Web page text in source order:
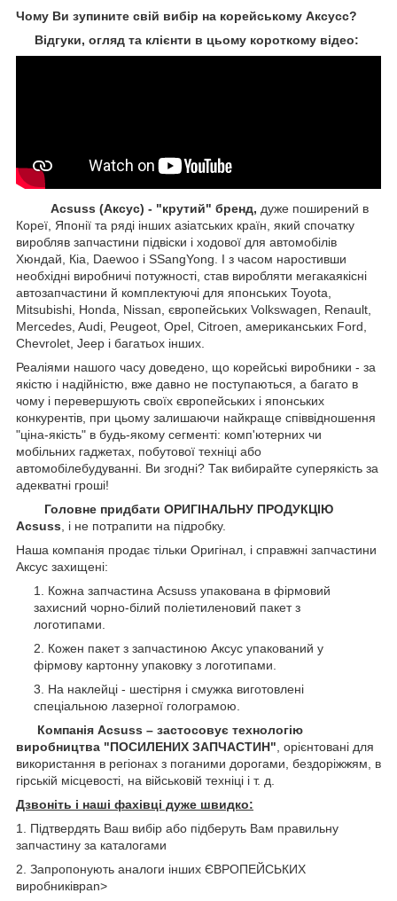
Чому Ви зупините свій вибір на корейському Аксусс?
Відгуки, огляд та клієнти в цьому короткому відео:
Acsuss (Аксус) - "крутий" бренд, дуже поширений в
Кореї, Японії та ряді інших азіатських країн, який спочатку
виробляв запчастини підвіски і ходової для автомобілів
Хюндай, Кіа, Daewoo і SSangYong. І з часом наростивши
необхідні виробничі потужності, став виробляти мегакаякісні
автозапчастини й комплектуючі для японських Toyota,
Mitsubishi, Honda, Nissan, європейських Volkswagen, Renault,
Mercedes, Audi, Peugeot, Opel, Citroen, американських Ford,
Chevrolet, Jeep і багатьох інших.
Реаліями нашого часу доведено, що корейські виробники - за
якістю і надійністю, вже давно не поступаються, а багато в
чому і перевершують своїх європейських і японських
конкурентів, при цьому залишаючи найкраще співвідношення
"ціна-якість" в будь-якому сегменті: комп'ютерних чи
мобільних гаджетах, побутової техніці або
автомобілебудуванні. Ви згодні? Так вибирайте суперякість за
адекватні гроші!
Головне придбати ОРИГІНАЛЬНУ ПРОДУКЦІЮ
Acsuss , і не потрапити на підробку.
Наша компанія продає тільки Оригінал, і справжні запчастини
Аксус захищені:
Кожна запчастина Acsuss упакована в фірмовий
захисний чорно-білий поліетиленовий пакет з
логотипами.
Кожен пакет з запчастиною Аксус упакований у
фірмову картонну упаковку з логотипами.
На наклейці - шестірня і смужка виготовлені
спеціальною лазерної голограмою.
Компанія Acsuss – застосовує технологію
виробництва "ПОСИЛЕНИХ ЗАПЧАСТИН" , орієнтовані для
використання в регіонах з поганими дорогами, бездоріжжям, в
гірській місцевості, на військовій техніці і т. д.
Дзвоніть і наші фахівці дуже швидко:
1. Підтвердять Ваш вибір або підберуть Вам правильну
запчастину за каталогами
2. Запропонують аналоги інших ЄВРОПЕЙСЬКИХ
виробниківpan>